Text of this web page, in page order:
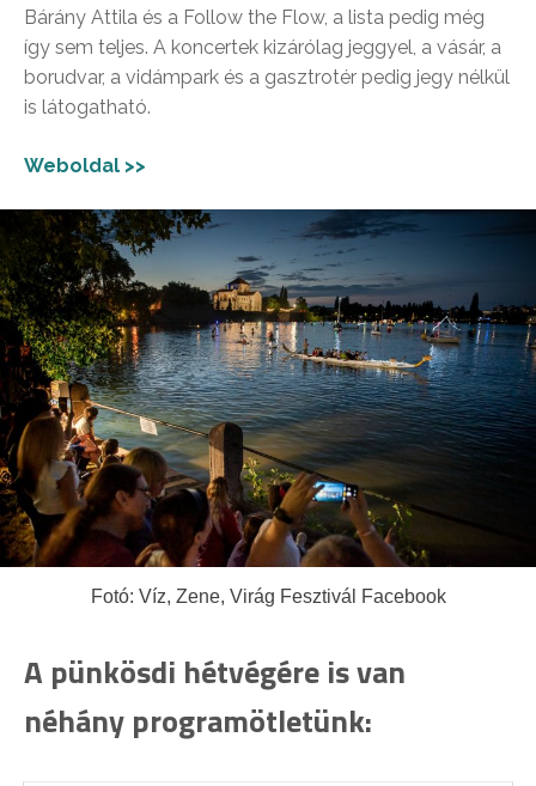
Bárány Attila és a Follow the Flow, a lista pedig még
így sem teljes. A koncertek kizárólag jeggyel, a vásár, a
borudvar, a vidámpark és a gasztrotér pedig jegy nélkül
is látogatható.
Weboldal >>
Fotó: Víz, Zene, Virág Fesztivál Facebook
A pünkösdi hétvégére is van
néhány programötletünk: